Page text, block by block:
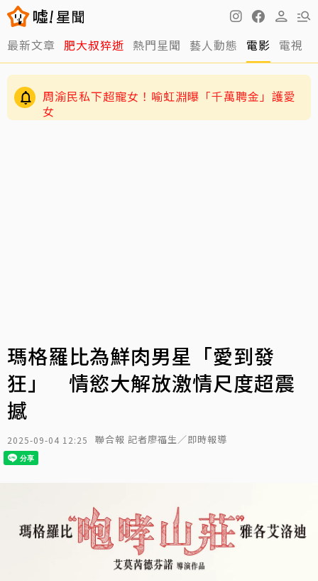
最新文章 肥大叔猝逝 熱門星聞 藝人動態 電影 電視
周渝民私下超寵女！喻虹淵曝「千萬聘金」護愛
女
瑪格羅比為鮮肉男星「愛到發
狂」 情慾大解放激情尺度超震
撼
2025-09-04 12:25 聯合報 記者廖福生／即時報導